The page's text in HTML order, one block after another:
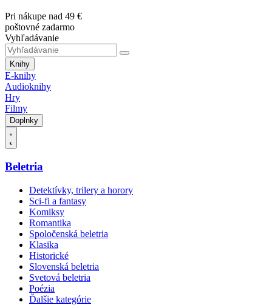
Pri nákupe nad 49 €
poštovné zadarmo
Vyhľadávanie
Knihy
E-knihy
Audioknihy
Hry
Filmy
Doplnky
Beletria
Detektívky, trilery a horory
Sci-fi a fantasy
Komiksy
Romantika
Spoločenská beletria
Klasika
Historické
Slovenská beletria
Svetová beletria
Poézia
Ďalšie kategórie